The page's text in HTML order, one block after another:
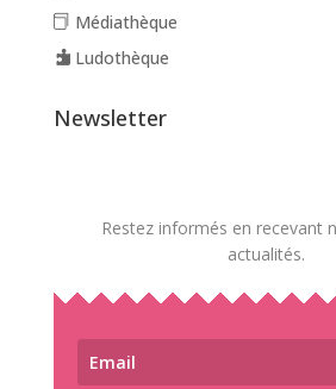
Médiathèque
Ludothèque
Newsletter
Restez informés en recevant
actualités.